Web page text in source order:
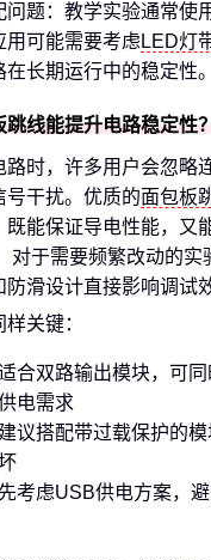
问题：教学实验通常使
用可能需要考虑 LED灯
长期运行中的稳定性。
线能提升电路稳定性？
时，许多用户会忽略
号干扰。优质的面包板
既能保证导电性能，又
对于需要频繁改动的实
滑设计直接影响调试
关键：
合双路输出模块，可
电需求
议搭配带过载保护的
考虑USB供电方案，